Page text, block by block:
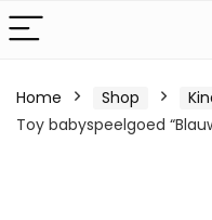
Home Shop
Toy babyspeelgoed